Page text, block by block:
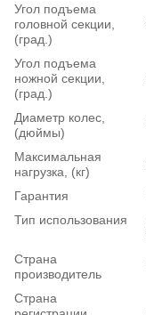
Угол подъема
головной секции,
(град.)
Угол подъема
ножной секции,
(град.)
Диаметр колес,
(дюймы)
Максимальная
нагрузка, (кг)
Гарантия
Тип использования
Страна
производитель
Страна